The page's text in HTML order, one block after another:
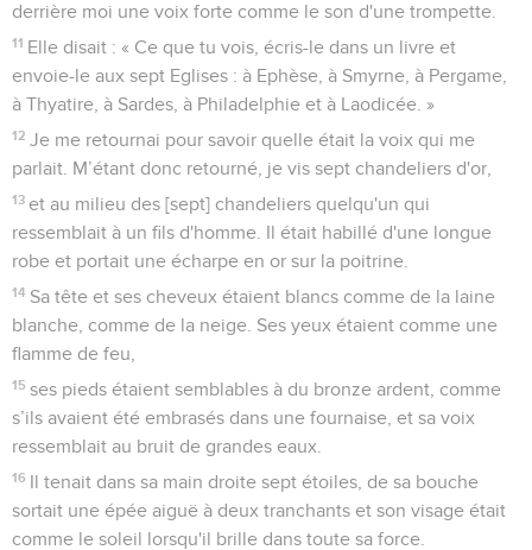
derrière moi une voix forte comme le son d'une trompette.
11 Elle disait : « Ce que tu vois, écris-le dans un livre et
envoie-le aux sept Eglises : à Ephèse, à Smyrne, à Pergame,
à Thyatire, à Sardes, à Philadelphie et à Laodicée. »
12 Je me retournai pour savoir quelle était la voix qui me
parlait. M’étant donc retourné, je vis sept chandeliers d'or,
13 et au milieu des [sept] chandeliers quelqu'un qui
ressemblait à un fils d'homme. Il était habillé d'une longue
robe et portait une écharpe en or sur la poitrine.
14 Sa tête et ses cheveux étaient blancs comme de la laine
blanche, comme de la neige. Ses yeux étaient comme une
flamme de feu,
15 ses pieds étaient semblables à du bronze ardent, comme
s’ils avaient été embrasés dans une fournaise, et sa voix
ressemblait au bruit de grandes eaux.
16 Il tenait dans sa main droite sept étoiles, de sa bouche
sortait une épée aiguë à deux tranchants et son visage était
comme le soleil lorsqu'il brille dans toute sa force.